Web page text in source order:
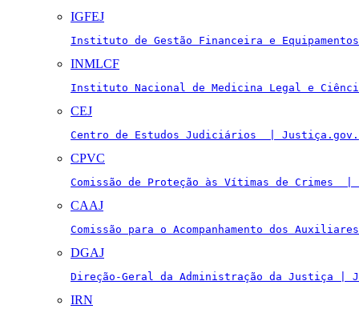
IGFEJ
Instituto de Gestão Financeira e
INMLCF
Instituto Nacional de Medicina Legal e
CEJ
Centro de Estudos Judiciários  |
CPVC
Comissão de Proteção às Vítimas de Crimes
CAAJ
Comissão para o Acompanhamento dos
DGAJ
Direção-Geral da Administração da Justiça |
IRN